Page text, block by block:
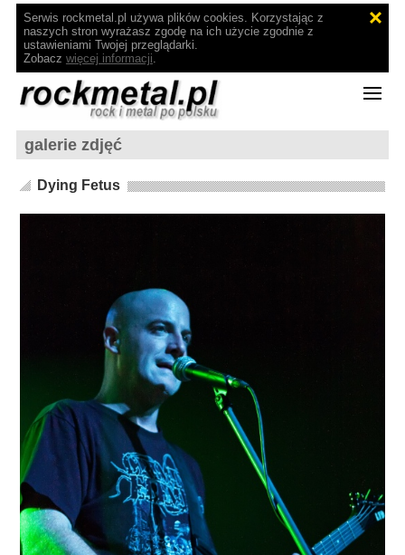
Serwis rockmetal.pl używa plików cookies. Korzystając z
naszych stron wyrażasz zgodę na ich użycie zgodnie z
ustawieniami Twojej przeglądarki.
Zobacz więcej informacji.
galerie zdjęć
Dying Fetus